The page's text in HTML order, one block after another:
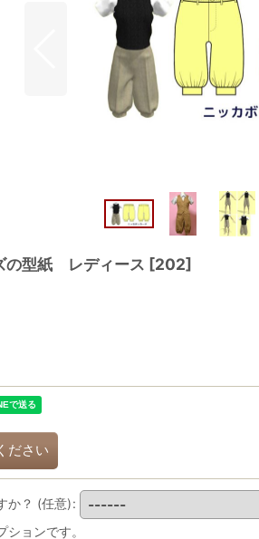
の型紙 レディース [202]
ださい
か？ (任意):
ョンです。